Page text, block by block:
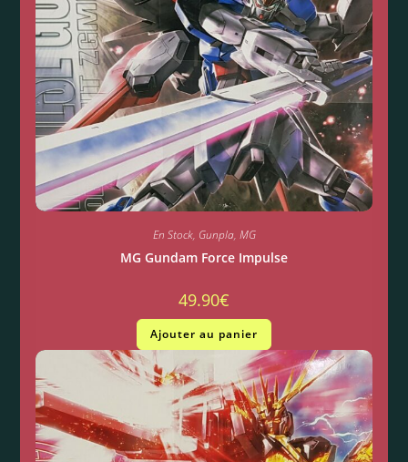
En Stock, Gunpla, MG
MG Gundam Force Impulse
49.90€
Ajouter au panier